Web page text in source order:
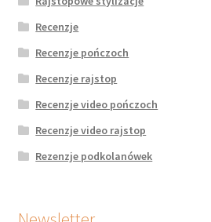
Recenzje
Recenzje pończoch
Recenzje rajstop
Recenzje video pończoch
Recenzje video rajstop
Rezenzje podkolanówek